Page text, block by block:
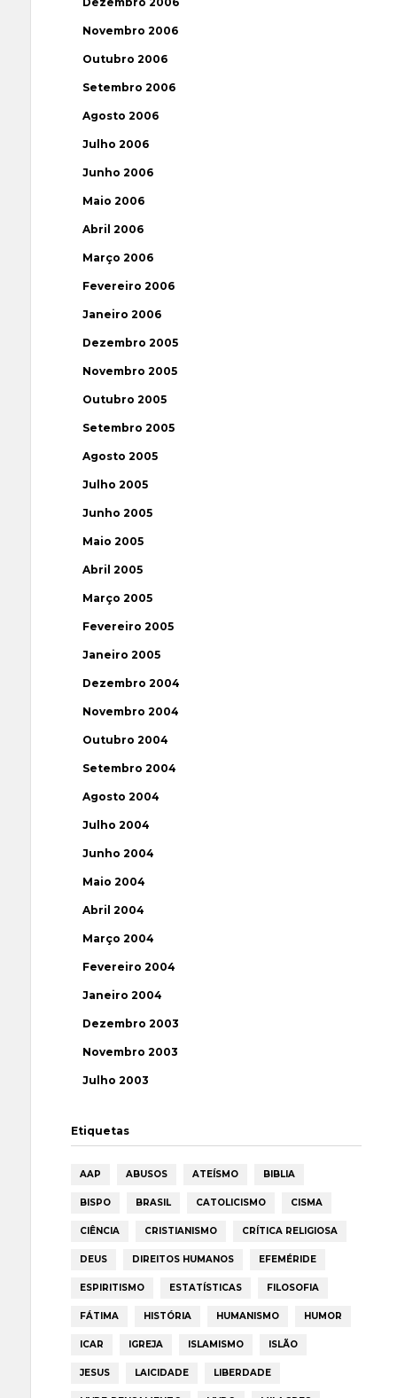
Novembro 2006
Outubro 2006
Setembro 2006
Agosto 2006
Julho 2006
Junho 2006
Maio 2006
Abril 2006
Março 2006
Fevereiro 2006
Janeiro 2006
Dezembro 2005
Novembro 2005
Outubro 2005
Setembro 2005
Agosto 2005
Julho 2005
Junho 2005
Maio 2005
Abril 2005
Março 2005
Fevereiro 2005
Janeiro 2005
Dezembro 2004
Novembro 2004
Outubro 2004
Setembro 2004
Agosto 2004
Julho 2004
Junho 2004
Maio 2004
Abril 2004
Março 2004
Fevereiro 2004
Janeiro 2004
Dezembro 2003
Novembro 2003
Julho 2003
Etiquetas
AAP ABUSOS ATEÍSMO BIBLIA
BISPO BRASIL CATOLICISMO CISMA
CIÊNCIA CRISTIANISMO CRÍTICA RELIGIOSA
DEUS DIREITOS HUMANOS EFEMÉRIDE
ESPIRITISMO ESTATÍSTICAS FILOSOFIA
FÁTIMA HISTÓRIA HUMANISMO HUMOR
ICAR IGREJA ISLAMISMO ISLÃO
JESUS LAICIDADE LIBERDADE